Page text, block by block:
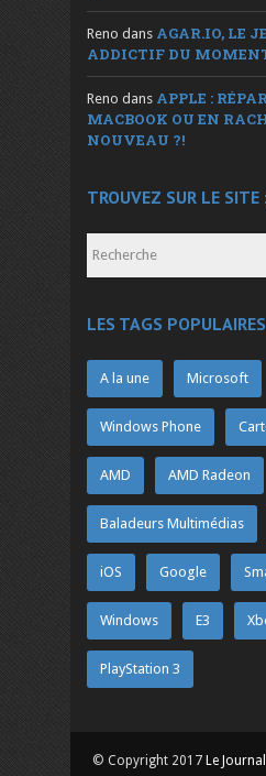
Reno dans AGAR.IO, LE
ADDICTIF DU
Reno dans APPLE :
MACBOOK OU EN
NOUVEAU ?!
TROUVEZ SUR LE SITE
LES TAGS
A la une Microsoft
Windows Phone
AMD AMD Radeon
Baladeurs Multimédias
iOS Google
Windows E3
PlayStation 3
© Copyright 2017 Le